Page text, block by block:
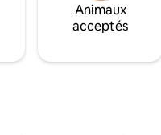
Animaux
acceptés